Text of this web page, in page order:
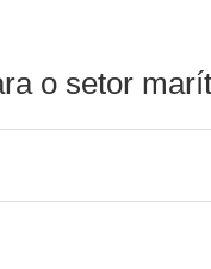
o setor